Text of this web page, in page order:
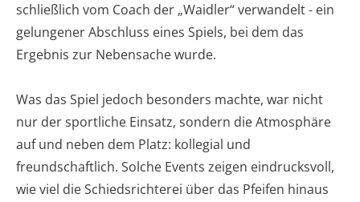
schließlich vom Coach der „Waidler“ verwandelt - ein
gelungener Abschluss eines Spiels, bei dem das
Ergebnis zur Nebensache wurde.
Was das Spiel jedoch besonders machte, war nicht
nur der sportliche Einsatz, sondern die Atmosphäre
auf und neben dem Platz: kollegial und
freundschaftlich. Solche Events zeigen eindrucksvoll,
wie viel die Schiedsrichterei über das Pfeifen hinaus